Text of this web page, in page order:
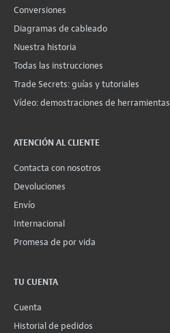
Conversiones
Diagramas de cableado
Nuestra historia
Todas las instrucciones
Trade Secrets: guías y tutoriales
Vídeo: demostraciones de herramientas
ATENCIÓN AL CLIENTE
Contacta con nosotros
Devoluciones
Envío
Internacional
Promesa de por vida
TU CUENTA
Cuenta
Historial de pedidos